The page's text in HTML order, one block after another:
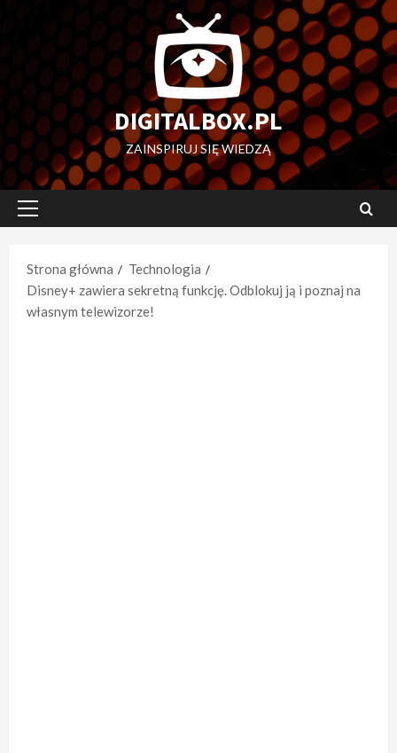
DIGITALBOX.PL
ZAINSPIRUJ SIĘ WIEDZĄ
Menu
Strona główna
Technologia
Disney+ zawiera sekretną funkcję. Odblokuj ją i poznaj na
własnym telewizorze!